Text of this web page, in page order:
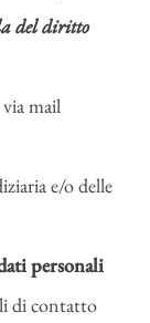
del diritto
mail
e/o delle
personali
di contatto